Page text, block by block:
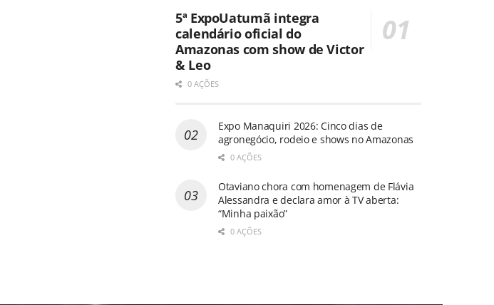
5ª ExpoUatumã integra
calendário oficial do
Amazonas com show de Victor
& Leo
0 AÇÕES
Expo Manaquiri 2026: Cinco dias de
agronegócio, rodeio e shows no Amazonas
0 AÇÕES
Otaviano chora com homenagem de Flávia
Alessandra e declara amor à TV aberta:
“Minha paixão”
0 AÇÕES